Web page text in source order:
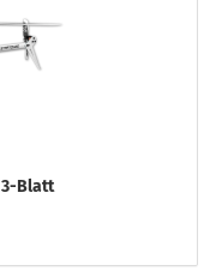
3-Blatt